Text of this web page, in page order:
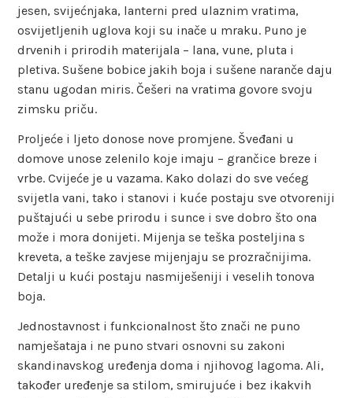
jesen, svijećnjaka, lanterni pred ulaznim vratima,
osvijetljenih uglova koji su inače u mraku. Puno je
drvenih i prirodih materijala – lana, vune, pluta i
pletiva. Sušene bobice jakih boja i sušene naranče daju
stanu ugodan miris. Češeri na vratima govore svoju
zimsku priču.
Proljeće i ljeto donose nove promjene. Šveđani u
domove unose zelenilo koje imaju – grančice breze i
vrbe. Cvijeće je u vazama. Kako dolazi do sve većeg
svijetla vani, tako i stanovi i kuće postaju sve otvoreniji
puštajući u sebe prirodu i sunce i sve dobro što ona
može i mora donijeti. Mijenja se teška posteljina s
kreveta, a teške zavjese mijenjaju se prozračnijima.
Detalji u kući postaju nasmiješeniji i veselih tonova
boja.
Jednostavnost i funkcionalnost što znači ne puno
namješataja i ne puno stvari osnovni su zakoni
skandinavskog uređenja doma i njihovog lagoma. Ali,
također uređenje sa stilom, smirujuće i bez ikakvih